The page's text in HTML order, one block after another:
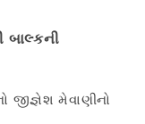
બાલ્કની